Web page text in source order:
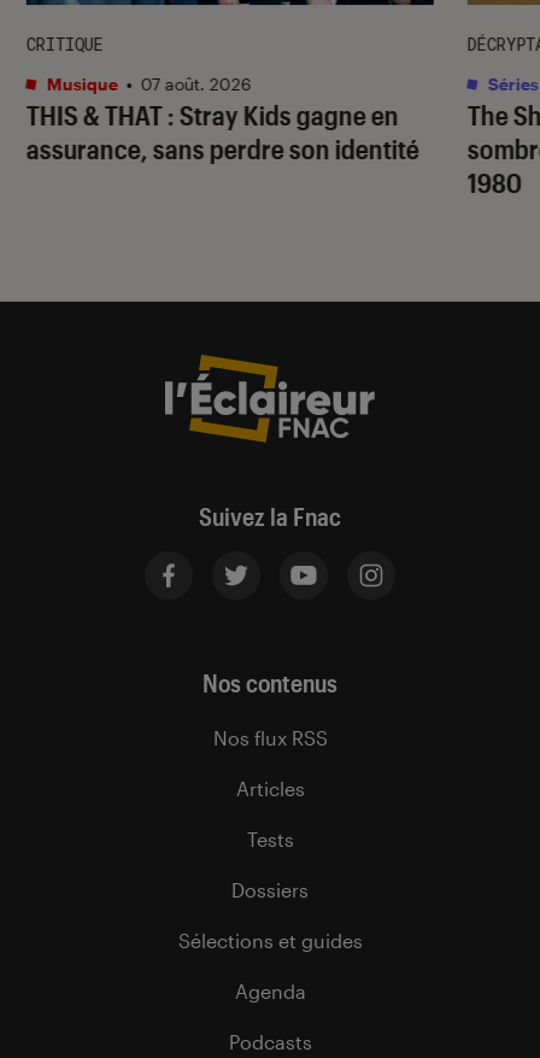
THIS & THAT: Stray Kids gagne en
assurance, sans perdre son identité
CRITIQUE
Musique • 07 août. 2026
The
1980
Séries
Suivez la Fnac
Nos contenus
Nos flux RSS
Articles
Tests
Dossiers
Sélections et guides
Agenda
Podcasts